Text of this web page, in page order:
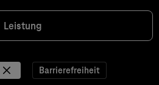
Leistung
Barrierefreiheit